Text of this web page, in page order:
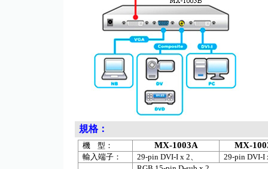
規格：
機 型： MX-1003A MX-
輸入端子： 29-pin DVI-I x 2、
29-pin DVI-I